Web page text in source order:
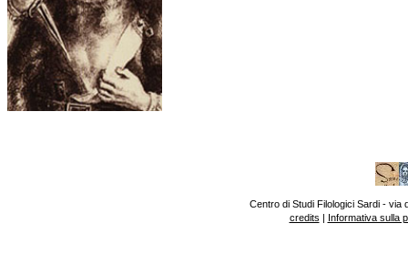
Centro di Studi Filologici Sardi - via
credits | Informativa sulla